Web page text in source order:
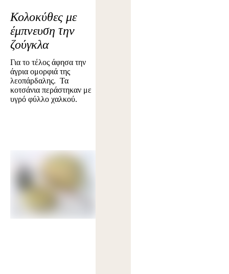
Κολοκύθες με
έμπνευση την
ζούγκλα
Για το τέλος άφησα την
άγρια ομορφιά της
λεοπάρδαλης. Τα
κοτσάνια περάστηκαν με
υγρό φύλλο χαλκού.